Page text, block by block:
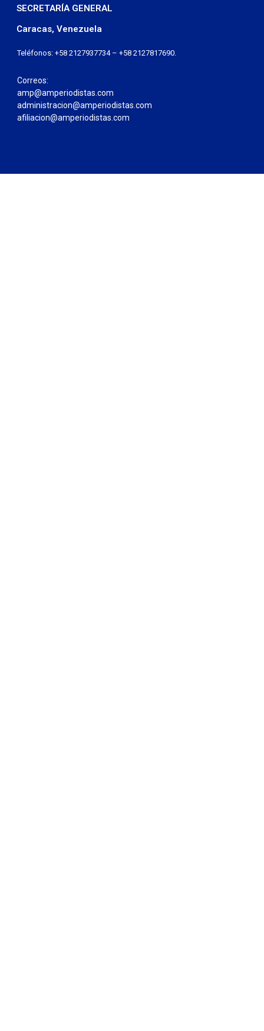
SECRETARÍA GENERAL
Caracas, Venezuela
Teléfonos: +58 2127937734 – +58 2127817690.
Correos:
amp@amperiodistas.com
administracion@amperiodistas.com
afiliacion@amperiodistas.com